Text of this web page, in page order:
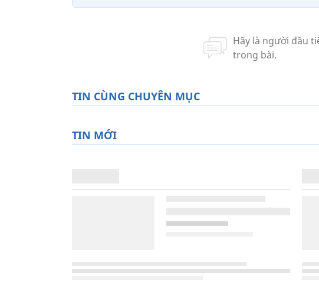
TIN CÙNG CHUYÊN MỤC
TIN MỚI